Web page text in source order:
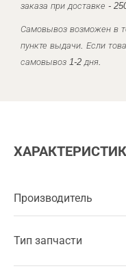
заказа при доставке -
Самовывоз возможен в
пункте выдачи. Если
самовывоз 1-2 дня.
Производитель
Тип запчасти